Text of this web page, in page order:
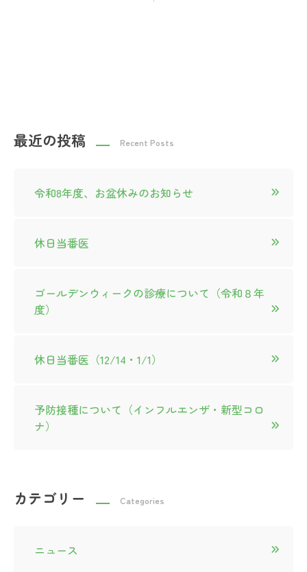
シ
最近の投稿 Recent Posts
令和8年度、お盆休みのお知らせ
休日当番医
ゴールデンウィークの診療について（令和８年
度）
休日当番医（12/14・1/1）
予防接種について（インフルエンザ・新型コロ
ナ）
カテゴリー Categories
ニュース